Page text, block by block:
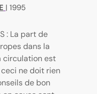
| 1995
: La part de
dans la
circulation est
ne doit rien
de bon